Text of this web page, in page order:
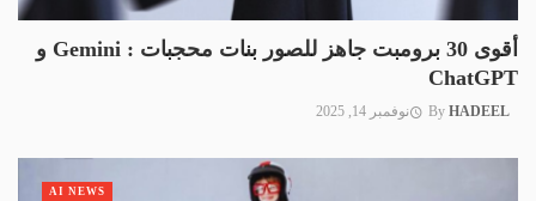
أقوى 30 برومبت جاهز للصور بنات محجبات : Gemini و
ChatGPT
By HADEEL نوفمبر 14, 2025
AI NEWS